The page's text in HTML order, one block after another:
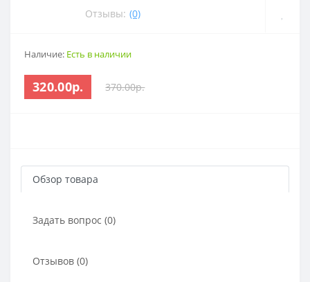
Отзывы: (0)
Наличие: Есть в наличии
320.00р. 370.00р.
Обзор товара
Задать вопрос (0)
Отзывов (0)